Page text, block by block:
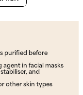
purified before
in facial masks
and
other skin types